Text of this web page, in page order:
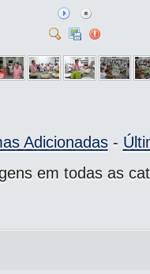
Adicionadas-
em todas as